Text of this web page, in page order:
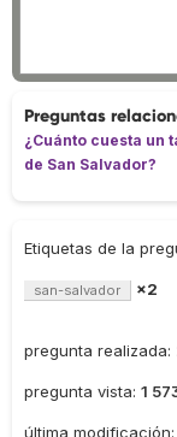
Preguntas
¿Cuánto cuesta un
de San Salvador?
Etiquetas de la
san-salvador ×2
pregunta realizada:
pregunta vista: 1
última modificación: